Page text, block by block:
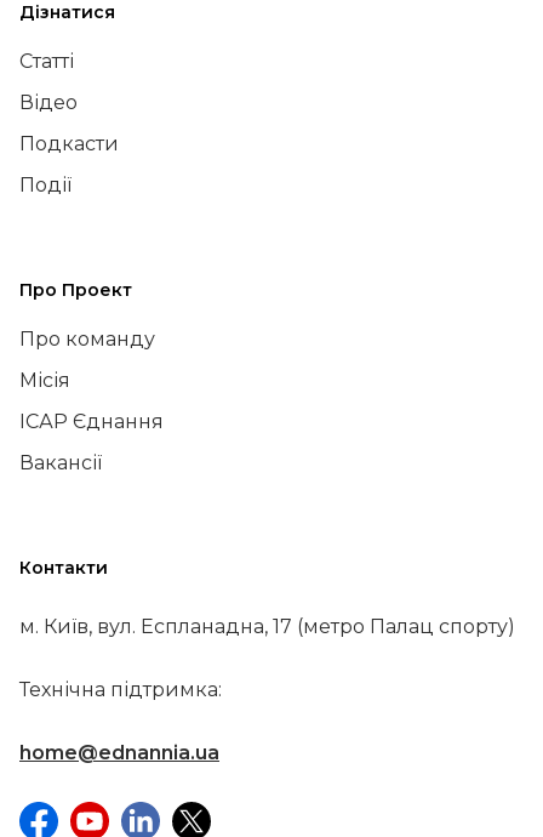
Дізнатися
Статті
Відео
Подкасти
Події
Про Проект
Про команду
Місія
ІСАР Єднання
Вакансії
Контакти
м. Київ, вул. Еспланадна, 17 (метро Палац спорту)
Технічна підтримка:
home@ednannia.ua